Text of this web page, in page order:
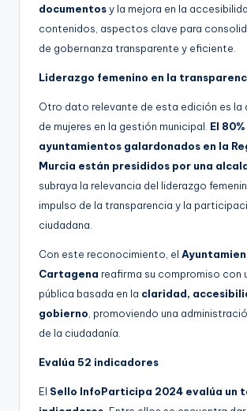
documentosy la mejora en la
contenidos, aspectos clave para
de gobernanza transparente y eficiente.
Liderazgo femenino en la
Otro dato relevante de esta edición es la
de mujeres en la gestión municipal. El
ayuntamientos galardonados en la
Murcia están presididos por una
subraya la relevancia del liderazgo
impulso de la transparencia y la
ciudadana.
Con este reconocimiento, el
Cartagena reafirma su compromiso con
pública basada en la claridad,
gobierno, promoviendo una
de la ciudadanía.
Evalúa 52 indicadores
El Sello InfoParticipa 2024 evalúa un